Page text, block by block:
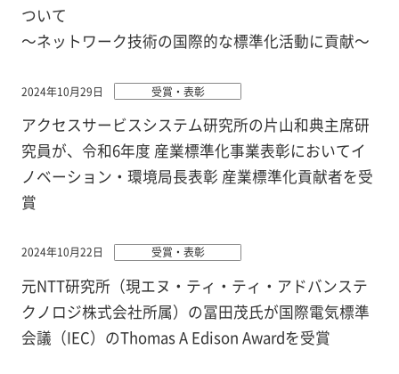
ついて
～ネットワーク技術の国際的な標準化活動に貢献～
2024年10月29日 受賞・表彰
アクセスサービスシステム研究所の片山和典主席研
究員が、令和6年度 産業標準化事業表彰においてイ
ノベーション・環境局長表彰 産業標準化貢献者を受
賞
2024年10月22日 受賞・表彰
元NTT研究所（現エヌ・ティ・ティ・アドバンステ
クノロジ株式会社所属）の冨田茂氏が国際電気標準
会議（IEC）のThomas A Edison Awardを受賞